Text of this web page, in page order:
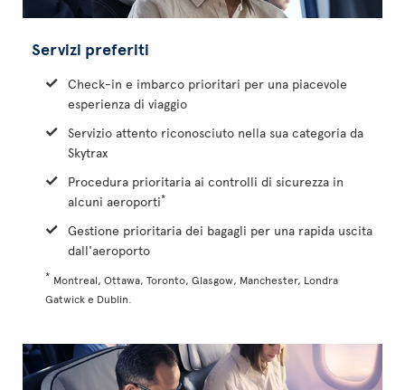
Servizi preferiti
Check-in e imbarco prioritari per una piacevole
esperienza di viaggio
Servizio attento riconosciuto nella sua categoria da
Skytrax
Procedura prioritaria ai controlli di sicurezza in
alcuni aeroporti*
Gestione prioritaria dei bagagli per una rapida uscita
dall'aeroporto
* Montreal, Ottawa, Toronto, Glasgow, Manchester, Londra
Gatwick e Dublin.